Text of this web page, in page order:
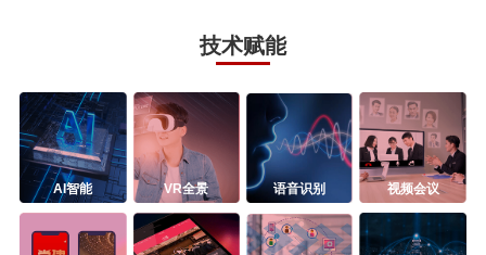
技术赋能
AI智能 VR全景 语音识别 视频会议